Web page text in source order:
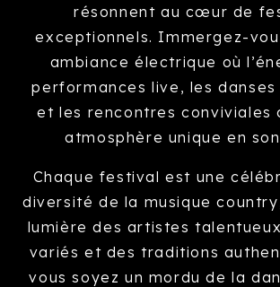
résonnent au cœur de
exceptionnels. Immergez-
ambiance électrique où
performances live, les danses
et les rencontres conviviales
atmosphère unique en
Chaque festival est une
diversité de la musique
lumière des artistes
variés et des traditions
vous soyez un mordu de la